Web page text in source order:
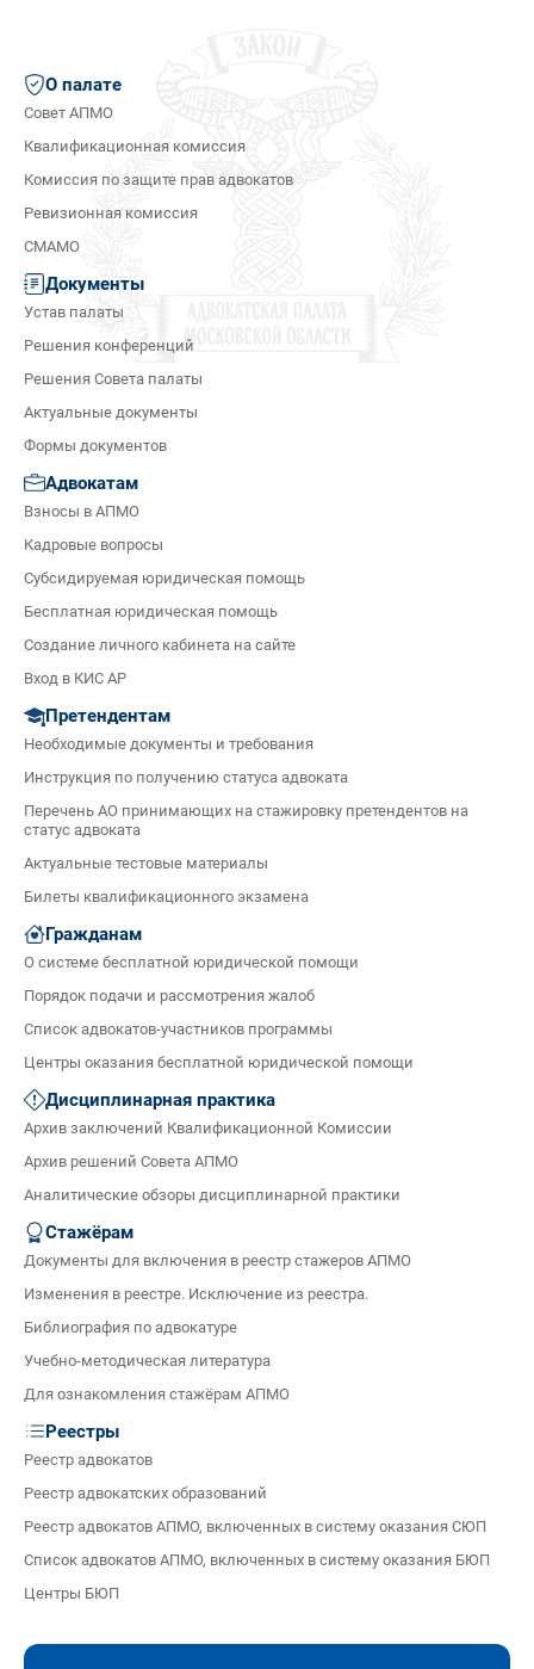
О палате
Совет АПМО
Квалификационная комиссия
Комиссия по защите прав адвокатов
Ревизионная комиссия
СМАМО
Документы
Устав палаты
Решения конференций
Решения Совета палаты
Актуальные документы
Формы документов
Адвокатам
Взносы в АПМО
Кадровые вопросы
Субсидируемая юридическая помощь
Бесплатная юридическая помощь
Создание личного кабинета на сайте
Вход в КИС АР
Претендентам
Необходимые документы и требования
Инструкция по получению статуса адвоката
Перечень АО принимающих на стажировку претендентов на
статус адвоката
Актуальные тестовые материалы
Билеты квалификационного экзамена
Гражданам
О системе бесплатной юридической помощи
Порядок подачи и рассмотрения жалоб
Список адвокатов-участников программы
Центры оказания бесплатной юридической помощи
Дисциплинарная практика
Архив заключений Квалификационной Комиссии
Архив решений Совета АПМО
Аналитические обзоры дисциплинарной практики
Стажёрам
Документы для включения в реестр стажеров АПМО
Изменения в реестре. Исключение из реестра.
Библиография по адвокатуре
Учебно-методическая литература
Для ознакомления стажёрам АПМО
Реестры
Реестр адвокатов
Реестр адвокатских образований
Реестр адвокатов АПМО, включенных в систему оказания СЮП
Список адвокатов АПМО, включенных в систему оказания БЮП
Центры БЮП